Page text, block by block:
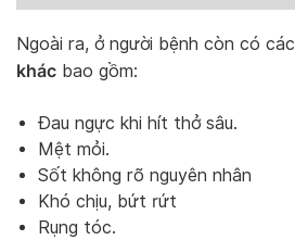
Ngoài ra, ở người bệnh còn có các
khác bao gồm:
Đau ngực khi hít thở sâu.
Mệt mỏi.
Sốt không rõ nguyên nhân
Khó chịu, bứt rứt
Rụng tóc.